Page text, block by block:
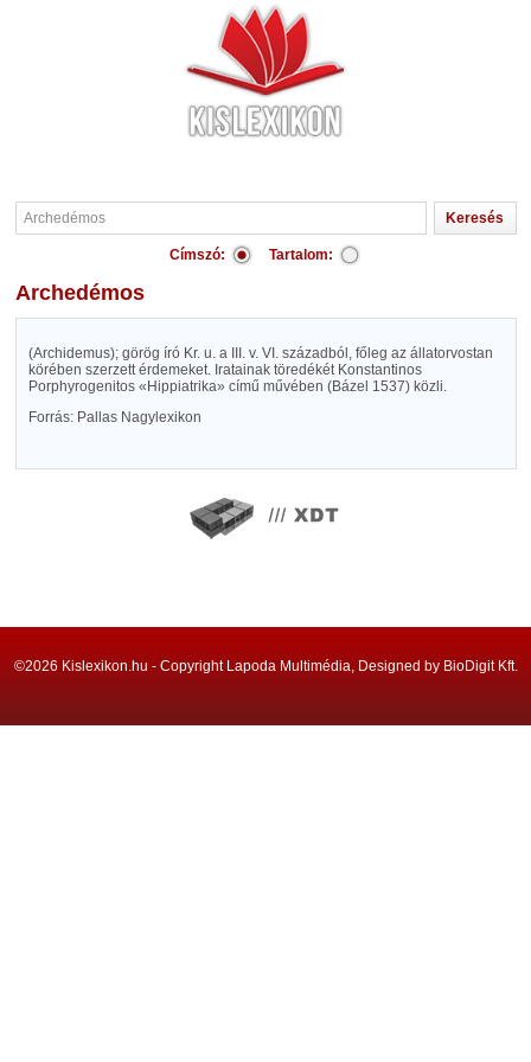
Címszó: Tartalom:
Archedémos
(Archidemus); görög író Kr. u. a III. v. VI. századból, főleg az állatorvostan
körében szerzett érdemeket. Iratainak töredékét Konstantinos
Porphyrogenitos «Hippiatrika» című művében (Bázel 1537) közli.
Forrás: Pallas Nagylexikon
©2026 Kislexikon.hu - Copyright Lapoda Multimédia, Designed by BioDigit Kft.